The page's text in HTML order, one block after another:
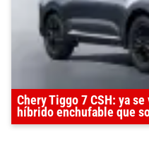
Chery Tiggo 7 CSH: ya
híbrido enchufable que